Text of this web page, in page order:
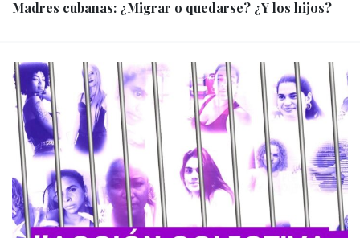
Madres cubanas: ¿Migrar o quedarse? ¿Y los hijos?